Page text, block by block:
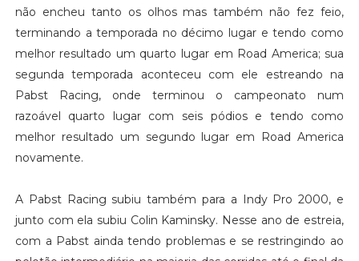
não encheu tanto os olhos mas também não fez feio,
terminando a temporada no décimo lugar e tendo como
melhor resultado um quarto lugar em Road America; sua
segunda temporada aconteceu com ele estreando na
Pabst Racing, onde terminou o campeonato num
razoável quarto lugar com seis pódios e tendo como
melhor resultado um segundo lugar em Road America
novamente.
A Pabst Racing subiu também para a Indy Pro 2000, e
junto com ela subiu Colin Kaminsky. Nesse ano de estreia,
com a Pabst ainda tendo problemas e se restringindo ao